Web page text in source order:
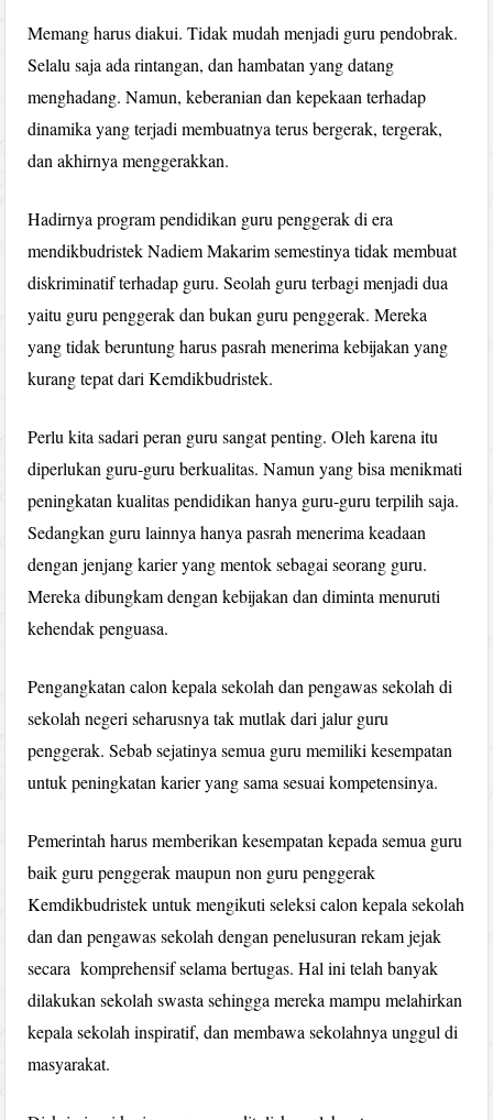
Memang harus diakui. Tidak mudah menjadi guru pendobrak.
Selalu saja ada rintangan, dan hambatan yang datang
menghadang. Namun, keberanian dan kepekaan terhadap
dinamika yang terjadi membuatnya terus bergerak, tergerak,
dan akhirnya menggerakkan.
Hadirnya program pendidikan guru penggerak di era
mendikbudristek Nadiem Makarim semestinya tidak membuat
diskriminatif terhadap guru. Seolah guru terbagi menjadi dua
yaitu guru penggerak dan bukan guru penggerak. Mereka
yang tidak beruntung harus pasrah menerima kebijakan yang
kurang tepat dari Kemdikbudristek.
Perlu kita sadari peran guru sangat penting. Oleh karena itu
diperlukan guru-guru berkualitas. Namun yang bisa menikmati
peningkatan kualitas pendidikan hanya guru-guru terpilih saja.
Sedangkan guru lainnya hanya pasrah menerima keadaan
dengan jenjang karier yang mentok sebagai seorang guru.
Mereka dibungkam dengan kebijakan dan diminta menuruti
kehendak penguasa.
Pengangkatan calon kepala sekolah dan pengawas sekolah di
sekolah negeri seharusnya tak mutlak dari jalur guru
penggerak. Sebab sejatinya semua guru memiliki kesempatan
untuk peningkatan karier yang sama sesuai kompetensinya.
Pemerintah harus memberikan kesempatan kepada semua guru
baik guru penggerak maupun non guru penggerak
Kemdikbudristek untuk mengikuti seleksi calon kepala sekolah
dan dan pengawas sekolah dengan penelusuran rekam jejak
secara komprehensif selama bertugas. Hal ini telah banyak
dilakukan sekolah swasta sehingga mereka mampu melahirkan
kepala sekolah inspiratif, dan membawa sekolahnya unggul di
masyarakat.